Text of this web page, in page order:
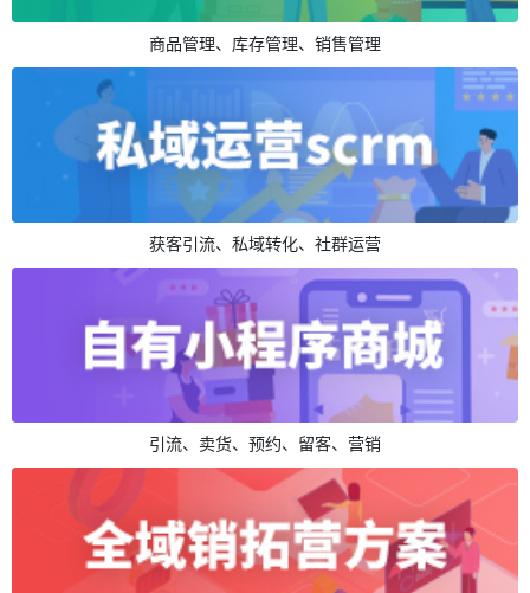
商品管理、库存管理、销售管理
获客引流、私域转化、社群运营
引流、卖货、预约、留客、营销